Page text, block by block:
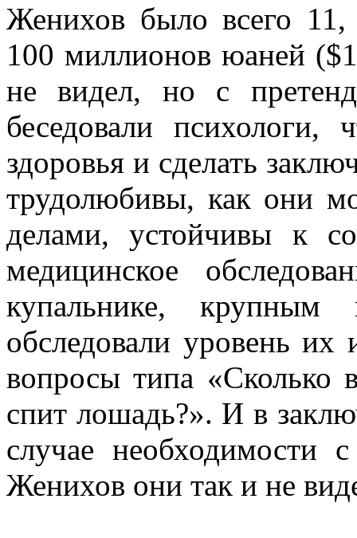
Женихов было всего 11,
100 миллионов юаней
не видел, но с
беседовали психологи,
здоровья и сделать
трудолюбивы, как они
делами, устойчивы к
медицинское
купальнике, крупным
обследовали уровень их
вопросы типа «Сколько
спит лошадь?». И в
случае необходимости
Женихов они так и не